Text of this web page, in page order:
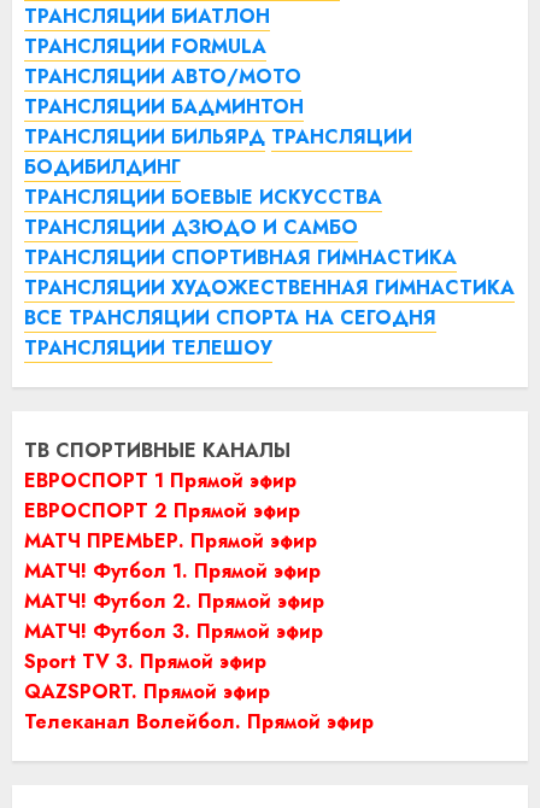
ТРАНСЛЯЦИИ БИАТЛОН
ТРАНСЛЯЦИИ FORMULA
ТРАНСЛЯЦИИ АВТО/МОТО
ТРАНСЛЯЦИИ БАДМИНТОН
ТРАНСЛЯЦИИ БИЛЬЯРД ТРАНСЛЯЦИИ
БОДИБИЛДИНГ
ТРАНСЛЯЦИИ БОЕВЫЕ ИСКУССТВА
ТРАНСЛЯЦИИ ДЗЮДО И САМБО
ТРАНСЛЯЦИИ СПОРТИВНАЯ ГИМНАСТИКА
ТРАНСЛЯЦИИ ХУДОЖЕСТВЕННАЯ ГИМНАСТИКА
ВСЕ ТРАНСЛЯЦИИ СПОРТА НА СЕГОДНЯ
ТРАНСЛЯЦИИ ТЕЛЕШОУ
ТВ СПОРТИВНЫЕ КАНАЛЫ
ЕВРОСПОРТ 1 Прямой эфир
ЕВРОСПОРТ 2 Прямой эфир
МАТЧ ПРЕМЬЕР. Прямой эфир
МАТЧ! Футбол 1. Прямой эфир
МАТЧ! Футбол 2. Прямой эфир
МАТЧ! Футбол 3. Прямой эфир
Sport TV 3. Прямой эфир
QAZSPORT. Прямой эфир
Телеканал Волейбол. Прямой эфир